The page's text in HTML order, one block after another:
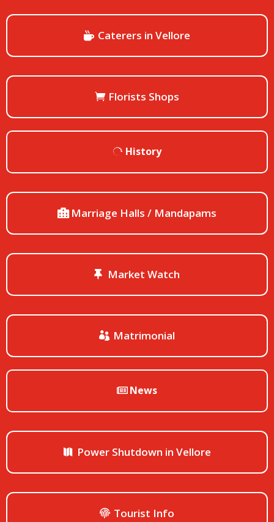
Caterers in Vellore
Florists Shops
History
Marriage Halls / Mandapams
Market Watch
Matrimonial
News
Power Shutdown in Vellore
Tourist Info